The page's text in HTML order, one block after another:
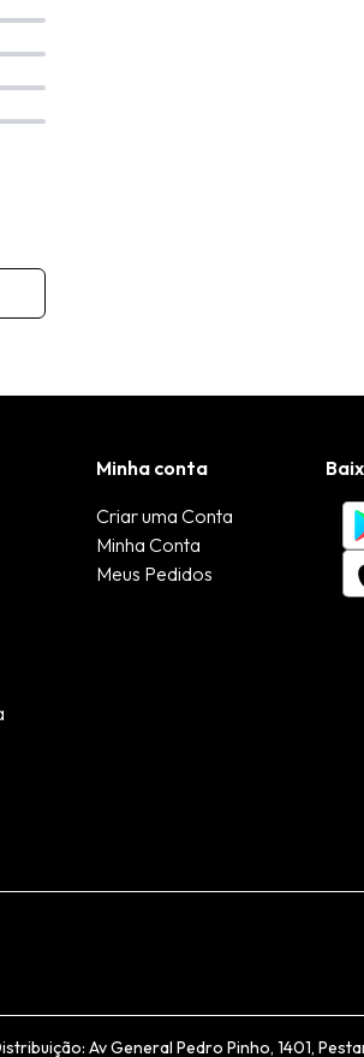
Minha conta
Criar uma Conta
Minha Conta
Meus Pedidos
Av General Pedro Pinho, 1401,